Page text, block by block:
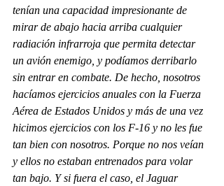
tenían una capacidad impresionante de
mirar de abajo hacia arriba cualquier
radiación infrarroja que permita detectar
un avión enemigo, y podíamos derribarlo
sin entrar en combate. De hecho, nosotros
hacíamos ejercicios anuales con la Fuerza
Aérea de Estados Unidos y más de una vez
hicimos ejercicios con los F-16 y no les fue
tan bien con nosotros. Porque no nos veían
y ellos no estaban entrenados para volar
tan bajo. Y si fuera el caso, el Jaguar